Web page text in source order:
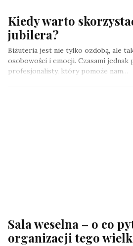
Kiedy warto
jubilera?
Biżuteria jest nie tylko ozdobą, ale
osobowości i emocji. Czasami
profesjonalisty, który pomoże nam…
Sala weselna – o co
organizacji tego